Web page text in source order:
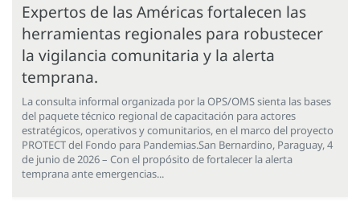
Expertos de las Américas fortalecen las
herramientas regionales para robustecer
la vigilancia comunitaria y la alerta
temprana.
La consulta informal organizada por la OPS/OMS sienta las bases
del paquete técnico regional de capacitación para actores
estratégicos, operativos y comunitarios, en el marco del proyecto
PROTECT del Fondo para Pandemias.San Bernardino, Paraguay, 4
de junio de 2026 – Con el propósito de fortalecer la alerta
temprana ante emergencias...